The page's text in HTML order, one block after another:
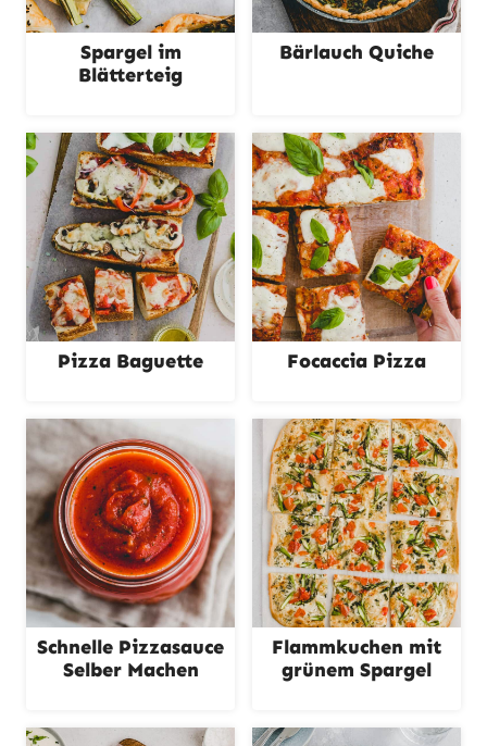
Spargel im
Blätterteig
Bärlauch Quiche
Pizza Baguette Focaccia Pizza
Schnelle Pizzasauce
Selber Machen
Flammkuchen mit
grünem Spargel